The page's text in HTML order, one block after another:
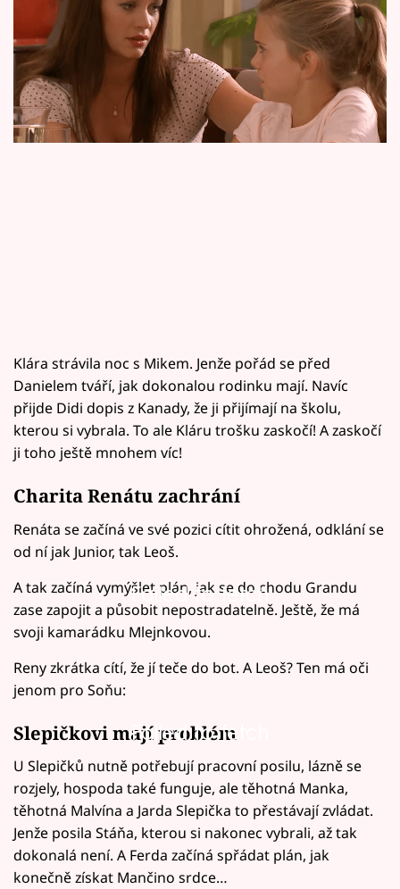
Horoskopy
Sledujte prima+
Filmový festival Karlovy Vary
Daniel a Didi přichystali... Sledujte Ohnivý
kuře v pondělí ve 20.15 na Primě!
Klára strávila noc s Mikem. Jenže pořád se před
Danielem tváří, jak dokonalou rodinku mají. Navíc
přijde Didi dopis z Kanady, že ji přijímají na školu,
kterou si vybrala. To ale Kláru trošku zaskočí! A zaskočí
ji toho ještě mnohem víc!
Charita Renátu zachrání
Renáta se začíná ve své pozici cítit ohrožená, odklání se
od ní jak Junior, tak Leoš.
Failed to fetch
A tak začíná vymýšlet plán, jak se do chodu Grandu
zase zapojit a působit nepostradatelně. Ještě, že má
svoji kamarádku Mlejnkovou.
Reny zkrátka cítí, že jí teče do bot. A Leoš? Ten má oči
jenom pro Soňu:
Failed to fetch
Slepičkovi mají problém
U Slepičků nutně potřebují pracovní posilu, lázně se
rozjely, hospoda také funguje, ale těhotná Manka,
těhotná Malvína a Jarda Slepička to přestávají zvládat.
Jenže posila Stáňa, kterou si nakonec vybrali, až tak
dokonalá není. A Ferda začíná spřádat plán, jak
konečně získat Mančino srdce…